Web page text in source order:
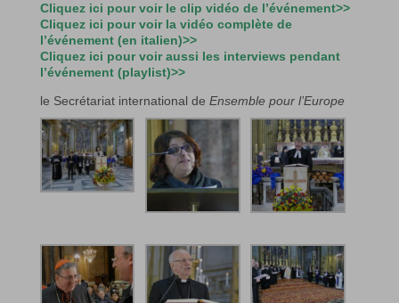
Cliquez ici pour voir le clip vidéo de l’événement>>
Cliquez ici pour voir la vidéo complète de
l’événement (en italien)>>
Cliquez ici pour voir aussi les interviews pendant
l’événement (playlist)>>
le Secrétariat international de Ensemble pour l’Europe